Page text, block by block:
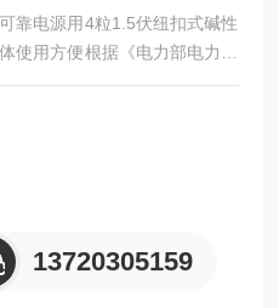
靠电源用4粒1.5伏纽扣式碱性
使用方便根据《电力部电力安
》标准生产
13720305159